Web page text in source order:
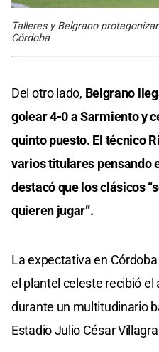
Talleres y Belgrano
Córdoba
Del otro lado, Belgrano
golear 4-0 a Sarmiento y
quinto puesto. El técnico
varios titulares pensando
destacó que los clásicos
quieren jugar”.
La expectativa en
el plantel celeste recibió el
durante un multitudinario
Estadio Julio César